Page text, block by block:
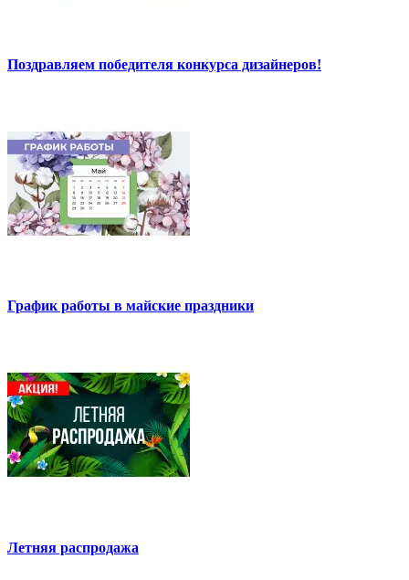
Поздравляем победителя конкурса дизайнеров!
График работы в майские праздники
Летняя распродажа